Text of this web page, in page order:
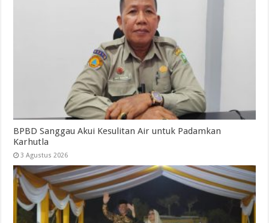
BPBD Sanggau Akui Kesulitan Air untuk Padamkan
Karhutla
3 Agustus 2026